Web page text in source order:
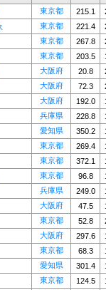
東京都 215.1
東京都 221.4
東京都 267.8
東京都 203.5
大阪府 20.8
大阪府 72.3
大阪府 192.0
兵庫県 228.8
愛知県 350.2
東京都 269.4
東京都 372.1
東京都 96.8
兵庫県 249.0
大阪府 47.5
東京都 52.8
大阪府 297.6
東京都 68.3
愛知県 301.4
東京都 124.5